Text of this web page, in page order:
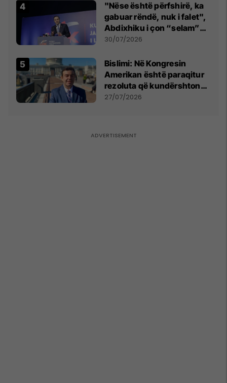
"Nëse është përfshirë, ka
gabuar rëndë, nuk i falet",
Abdixhiku i çon “selam”
Përparim Ramës
30/07/2026
Bislimi: Në Kongresin
Amerikan është paraqitur
rezoluta që kundërshton
mbajtjen e Asamblesë
27/07/2026